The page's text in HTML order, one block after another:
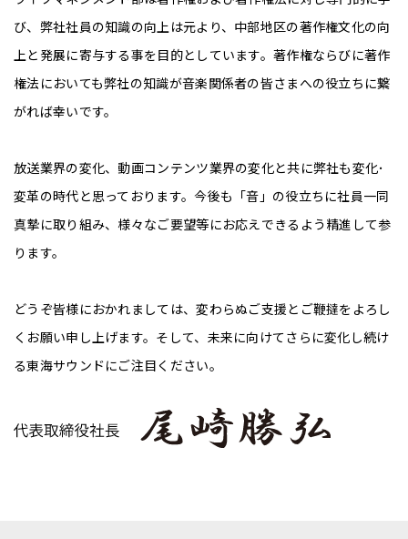
び、弊社社員の知識の向上は元より、中部地区の著作権文化の向
上と発展に寄与する事を目的としています。著作権ならびに著作
権法においても弊社の知識が音楽関係者の皆さまへの役立ちに繋
がれば幸いです。
放送業界の変化、動画コンテンツ業界の変化と共に弊社も変化･
変革の時代と思っております。今後も「音」の役立ちに社員一同
真摯に取り組み、様々なご要望等にお応えできるよう精進して参
ります。
どうぞ皆様におかれましては、変わらぬご⽀援とご鞭撻をよろし
くお願い申し上げます。そして、未来に向けてさらに変化し続け
る東海サウンドにご注⽬ください。